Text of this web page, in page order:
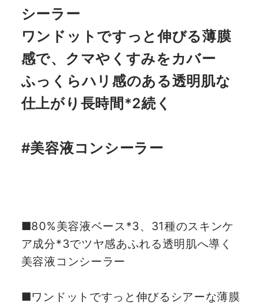
シーラー
ワンドットですっと伸びる薄膜
感で、クマやくすみをカバー
ふっくらハリ感のある透明肌な
仕上がり長時間*2続く
#美容液コンシーラー
■80%美容液ベース*3、31種のスキンケ
ア成分*3でツヤ感あふれる透明肌へ導く
美容液コンシーラー
■ワンドットですっと伸びるシアーな薄膜